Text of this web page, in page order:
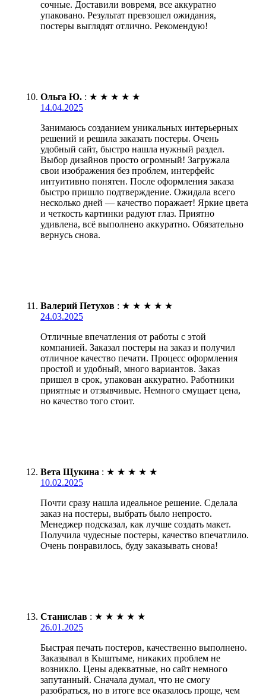
сочные. Доставили вовремя, все аккуратно
упаковано. Результат превзошел ожидания,
постеры выглядят отлично. Рекомендую!
Ольга Ю. : ★ ★ ★ ★ ★
14.04.2025
Занимаюсь созданием уникальных интерьерных
решений и решила заказать постеры. Очень
удобный сайт, быстро нашла нужный раздел.
Выбор дизайнов просто огромный! Загружала
свои изображения без проблем, интерфейс
интуитивно понятен. После оформления заказа
быстро пришло подтверждение. Ожидала всего
несколько дней — качество поражает! Яркие цвета
и четкость картинки радуют глаз. Приятно
удивлена, всё выполнено аккуратно. Обязательно
вернусь снова.
Валерий Петухов : ★ ★ ★ ★ ★
24.03.2025
Отличные впечатления от работы с этой
компанией. Заказал постеры на заказ и получил
отличное качество печати. Процесс оформления
простой и удобный, много вариантов. Заказ
пришел в срок, упакован аккуратно. Работники
приятные и отзывчивые. Немного смущает цена,
но качество того стоит.
Вета Щукина : ★ ★ ★ ★ ★
10.02.2025
Почти сразу нашла идеальное решение. Сделала
заказ на постеры, выбрать было непросто.
Менеджер подсказал, как лучше создать макет.
Получила чудесные постеры, качество впечатлило.
Очень понравилось, буду заказывать снова!
Станислав : ★ ★ ★ ★ ★
26.01.2025
Быстрая печать постеров, качественно выполнено.
Заказывал в Кыштыме, никаких проблем не
возникло. Цены адекватные, но сайт немного
запутанный. Сначала думал, что не смогу
разобраться, но в итоге все оказалось проще, чем